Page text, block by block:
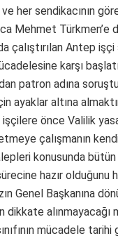
her sendikacının
Mehmet Türkmen’e
çalıştırılan Antep işçi
karşı
patron adına
ayaklar altına
önce Valilik
çalışmanın
konusunda
hazır olduğunu
Genel Başkanına
alınmayacağı
mücadele